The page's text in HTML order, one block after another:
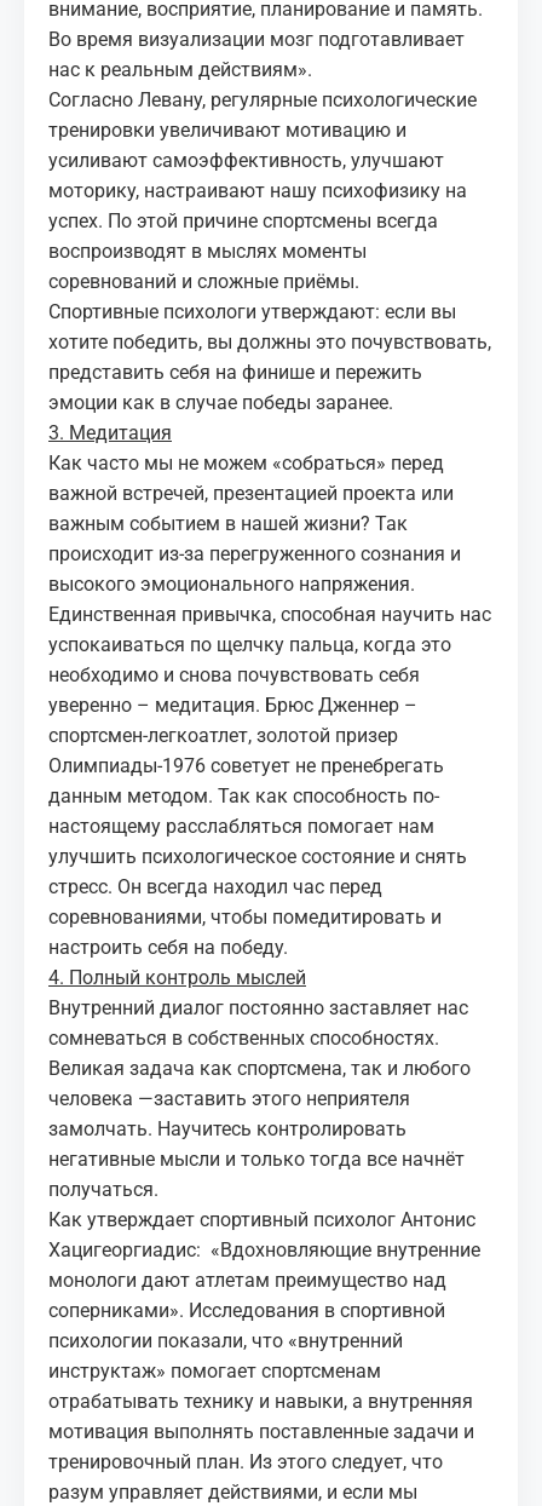
внимание, восприятие, планирование и память.
Во время визуализации мозг подготавливает
нас к реальным действиям».
Согласно Левану, регулярные психологические
тренировки увеличивают мотивацию и
усиливают самоэффективность, улучшают
моторику, настраивают нашу психофизику на
успех. По этой причине спортсмены всегда
воспроизводят в мыслях моменты
соревнований и сложные приёмы.
Спортивные психологи утверждают: если вы
хотите победить, вы должны это почувствовать,
представить себя на финише и пережить
эмоции как в случае победы заранее.
3. Медитация
Как часто мы не можем «собраться» перед
важной встречей, презентацией проекта или
важным событием в нашей жизни? Так
происходит из-за перегруженного сознания и
высокого эмоционального напряжения.
Единственная привычка, способная научить нас
успокаиваться по щелчку пальца, когда это
необходимо и снова почувствовать себя
уверенно – медитация. Брюс Дженнер –
спортсмен-легкоатлет, золотой призер
Олимпиады-1976 советует не пренебрегать
данным методом. Так как способность по-
настоящему расслабляться помогает нам
улучшить психологическое состояние и снять
стресс. Он всегда находил час перед
соревнованиями, чтобы помедитировать и
настроить себя на победу.
4. Полный контроль мыслей
Внутренний диалог постоянно заставляет нас
сомневаться в собственных способностях.
Великая задача как спортсмена, так и любого
человека —заставить этого неприятеля
замолчать. Научитесь контролировать
негативные мысли и только тогда все начнёт
получаться.
Как утверждает спортивный психолог Антонис
Хацигеоргиадис: «Вдохновляющие внутренние
монологи дают атлетам преимущество над
соперниками». Исследования в спортивной
психологии показали, что «внутренний
инструктаж» помогает спортсменам
отрабатывать технику и навыки, а внутренняя
мотивация выполнять поставленные задачи и
тренировочный план. Из этого следует, что
разум управляет действиями, и если мы